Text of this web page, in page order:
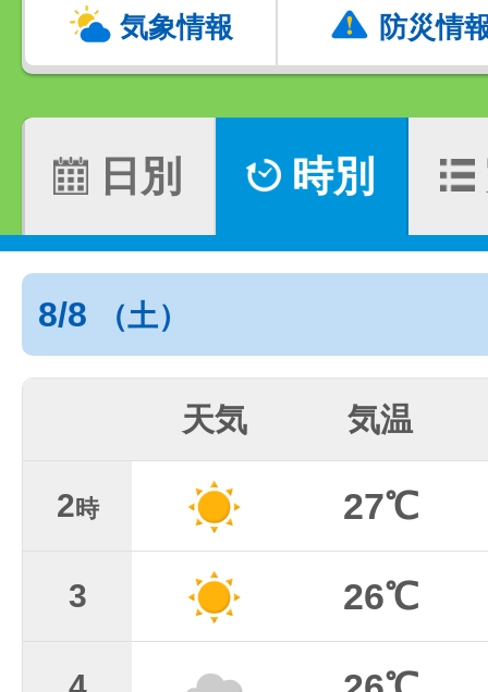
気象情報 防災情
日別 時別
8/8 （土）
天気 気温
2時 27℃
3 26℃